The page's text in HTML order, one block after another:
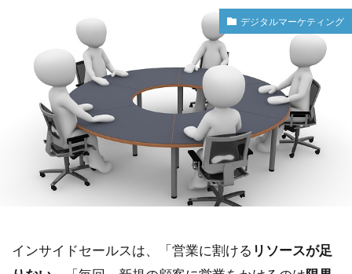
デジタルマーケティング
インサイドセールスは、「営業に割ける リソースが足